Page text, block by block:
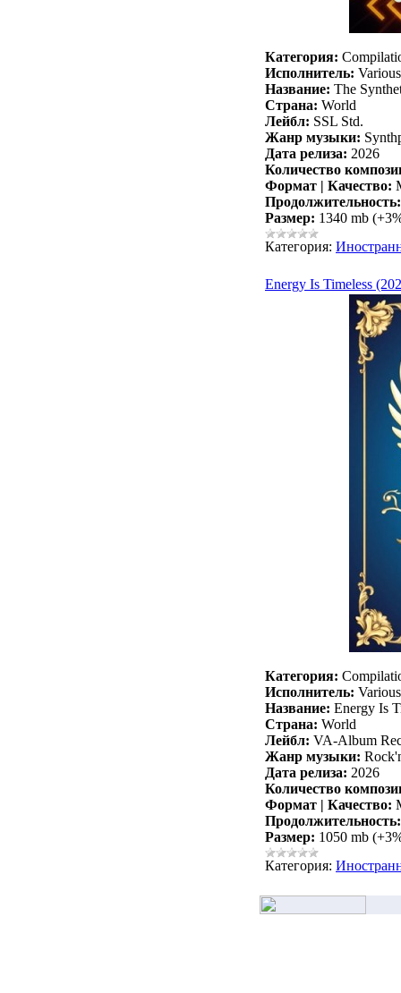
Категория:
Исполнитель:
Название: The
Страна: World
Лейбл: SSL Std.
Жанр музыки:
Дата релиза: 2026
Количество
Формат | Качество:
Продолжительность:
Размер: 1340 mb
Категория:
Energy Is Timeless
Категория:
Исполнитель:
Название: Energy Is
Страна: World
Лейбл: VA-Album
Жанр музыки:
Дата релиза: 2026
Количество
Формат | Качество:
Продолжительность:
Размер: 1050 mb
Категория: